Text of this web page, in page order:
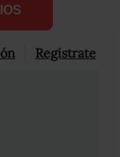
Registrate